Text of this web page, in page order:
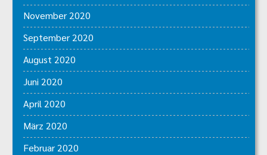
November 2020
September 2020
August 2020
Juni 2020
April 2020
März 2020
Februar 2020